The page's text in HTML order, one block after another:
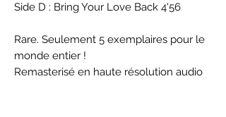
Side D : Bring Your Love Back 4'56
Rare. Seulement 5 exemplaires pour le
monde entier !
Remasterisé en haute résolution audio